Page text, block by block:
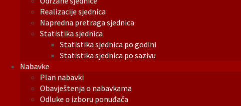
Realizacije sjednica
Napredna pretraga sjednica
Statistika sjednica
Statistika sjednica po godini
Statistika sjednica po sazivu
Nabavke
Plan nabavki
Obavještenja o nabavkama
Odluke o izboru ponuđača